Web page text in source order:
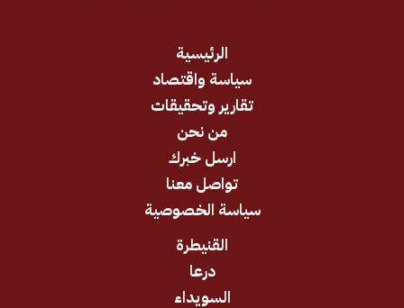
سياسة واقتصاد
تقارير وتحقيقات
ارسل خبرك
تواصل معنا
سياسة الخصوصية